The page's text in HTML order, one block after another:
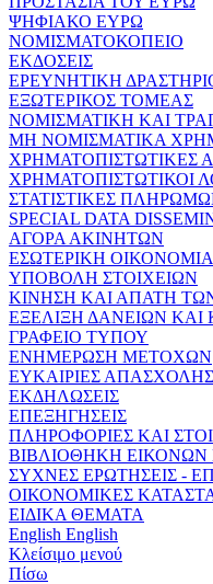
ΨΗΦΙΑΚΟ ΕΥΡΩ
ΝΟΜΙΣΜΑΤΟΚΟΠΕΙΟ
ΕΚΔΟΣΕΙΣ
ΕΡΕΥΝΗΤΙΚΗ
ΕΞΩΤΕΡΙΚΟΣ ΤΟΜΕΑΣ
ΝΟΜΙΣΜΑΤΙΚΗ ΚΑΙ
ΜΗ ΝΟΜΙΣΜΑΤΙΚΑ
ΧΡΗΜΑΤΟΠΙΣΤΩΤΙΚΕΣ
ΧΡΗΜΑΤΟΠΙΣΤΩΤΙΚΟΙ
ΣΤΑΤΙΣΤΙΚΕΣ
SPECIAL DATA
ΑΓΟΡΑ ΑΚΙΝΗΤΩΝ
ΕΣΩΤΕΡΙΚΗ ΟΙΚΟΝΟΜΙΑ
ΥΠΟΒΟΛΗ ΣΤΟΙΧΕΙΩΝ
ΚΙΝΗΣΗ ΚΑΙ ΑΠΑΤΗ
ΕΞΕΛΙΞΗ ΔΑΝΕΙΩΝ
ΓΡΑΦΕΙΟ ΤΥΠΟΥ
ΕΝΗΜΕΡΩΣΗ ΜΕΤΟΧΩΝ
ΕΥΚΑΙΡΙΕΣ
ΕΚΔΗΛΩΣΕΙΣ
ΕΠΕΞΗΓΗΣΕΙΣ
ΠΛΗΡΟΦΟΡΙΕΣ ΚΑΙ
ΒΙΒΛΙΟΘΗΚΗ ΕΙΚΟΝΩΝ
ΣΥΧΝΕΣ ΕΡΩΤΗΣΕΙΣ -
ΟΙΚΟΝΟΜΙΚΕΣ
ΕΙΔΙΚΑ ΘΕΜΑΤΑ
English English
Κλείσιμο μενού
Πίσω